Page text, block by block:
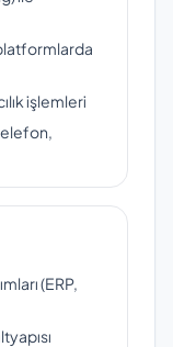
işlemleri
telefon,
(ERP,